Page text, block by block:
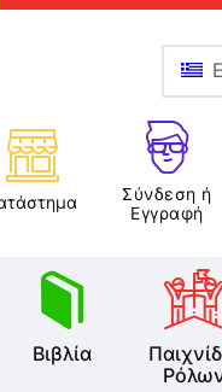
Σύνδεση ή
Εγγραφή
Βιβλία